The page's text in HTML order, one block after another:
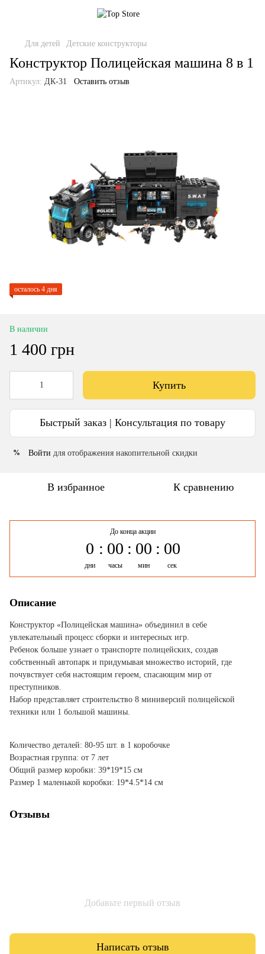
Для детей Детские конструкторы
Конструктор Полицейская машина 8 в 1
Артикул: ДК-31 Оставить отзыв
осталось 4 дня
В наличии
1 400 грн
Купить
Быстрый заказ | Консультация по товару
% Войти для отображения накопительной скидки
В избранное К сравнению
До конца акции
0
дни
00
часы
00
мин
00
сек
Описание
Конструктор «Полицейская машина» объединил в себе
увлекательный процесс сборки и интересных игр.
Ребенок больше узнает о транспорте полицейских, создав
собственный автопарк и придумывая множество историй, где
почувствует себя настоящим героем, спасающим мир от
преступников.
Набор представляет строительство 8 миниверсий полицейской
техники или 1 большой машины.
Количество деталей: 80-95 шт. в 1 коробочке
Возрастная группа: от 7 лет
Общий размер коробки: 39*19*15 см
Размер 1 маленькой коробки: 19*4.5*14 см
Отзывы
Добавьте первый отзыв
Написать отзыв